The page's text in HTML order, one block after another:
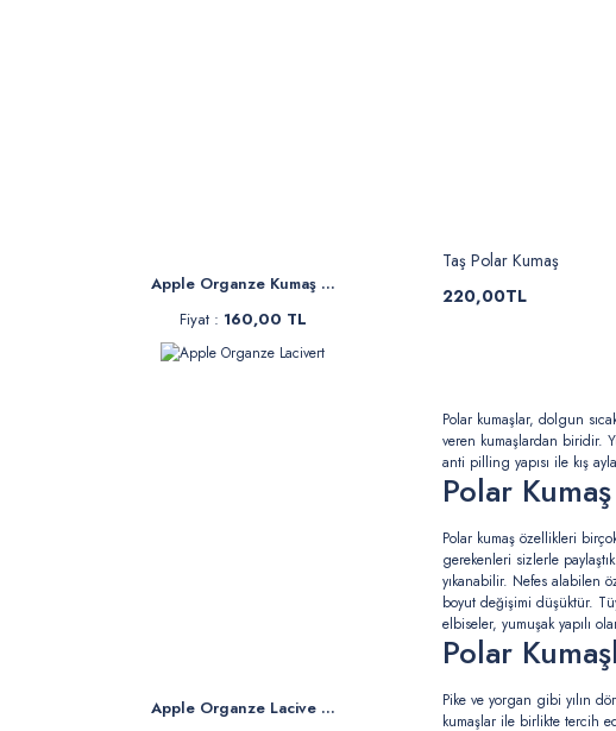
Apple Organze Kumaş ...
Fiyat : 160,00 TL
Apple Organze Lacive ...
Taş Polar Kumaş
220,00TL
Polar kumaşlar, dolgun
veren kumaşlardan biridir.
anti pilling yapısı ile kış
Polar
Polar kumaş özellikleri
gerekenleri sizlerle
yıkanabilir. Nefes alabilen
boyut değişimi düşüktür.
elbiseler, yumuşak yapılı
Polar
Pike ve yorgan gibi yılın
kumaşlar ile birlikte tercih